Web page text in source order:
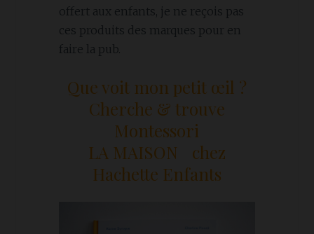
offert aux enfants, je ne reçois pas
ces produits des marques pour en
faire la pub.
Que voit mon petit œil ?
Cherche & trouve
Montessori
LA MAISON chez
Hachette Enfants